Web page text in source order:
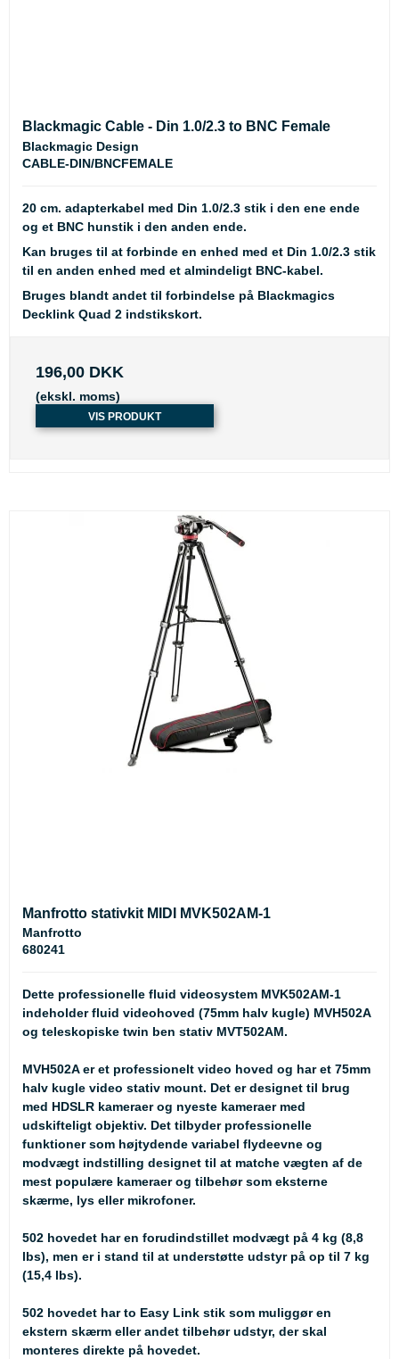
Blackmagic Cable - Din 1.0/2.3 to BNC Female
Blackmagic Design
CABLE-DIN/BNCFEMALE
20 cm. adapterkabel med Din 1.0/2.3 stik i den ene ende
og et BNC hunstik i den anden ende.
Kan bruges til at forbinde en enhed med et Din 1.0/2.3 stik
til en anden enhed med et almindeligt BNC-kabel.
Bruges blandt andet til forbindelse på Blackmagics
Decklink Quad 2 indstikskort.
196,00 DKK
(ekskl. moms)
VIS PRODUKT
Manfrotto stativkit MIDI MVK502AM-1
Manfrotto
680241
Dette professionelle fluid videosystem MVK502AM-1
indeholder fluid videohoved (75mm halv kugle) MVH502A
og teleskopiske twin ben stativ MVT502AM.
MVH502A er et professionelt video hoved og har et 75mm
halv kugle video stativ mount. Det er designet til brug
med HDSLR kameraer og nyeste kameraer med
udskifteligt objektiv. Det tilbyder professionelle
funktioner som højtydende variabel flydeevne og
modvægt indstilling designet til at matche vægten af ​​de
mest populære kameraer og tilbehør som eksterne
skærme, lys eller mikrofoner.
502 hovedet har en forudindstillet modvægt på 4 kg (8,8
lbs), men er i stand til at understøtte udstyr på op til 7 kg
(15,4 lbs).
502 hovedet har to Easy Link stik som muliggør en
ekstern skærm eller andet tilbehør udstyr, der skal
monteres direkte på hovedet.